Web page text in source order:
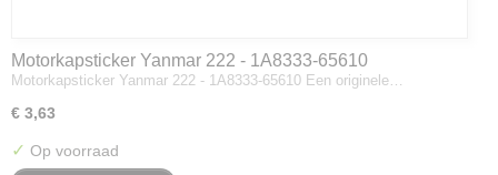
Motorkapsticker Yanmar 222 - 1A8333-65610
Motorkapsticker Yanmar 222 - 1A8333-65610 Een originele…
€ 3,63
✓ Op voorraad